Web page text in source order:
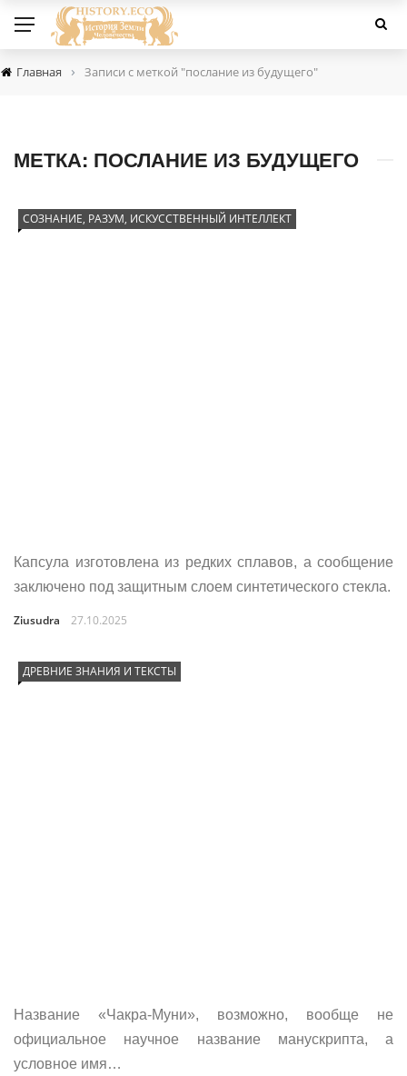
Главная › Записи с меткой "послание из будущего"
МЕТКА: ПОСЛАНИЕ ИЗ БУДУЩЕГО
СОЗНАНИЕ, РАЗУМ, ИСКУССТВЕННЫЙ ИНТЕЛЛЕКТ
Капсула изготовлена из редких сплавов, а сообщение
заключено под защитным слоем синтетического стекла.
Ziusudra 27.10.2025
ДРЕВНИЕ ЗНАНИЯ И ТЕКСТЫ
Название «Чакра-Муни», возможно, вообще не
официальное научное название манускрипта, а
условное имя…